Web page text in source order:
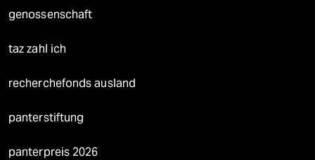
genossenschaft
taz zahl ich
recherchefonds ausland
panterstiftung
panterpreis 2026